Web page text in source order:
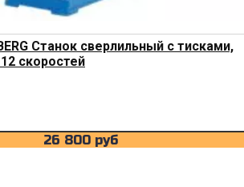
Станок сверлильный с тисками,
скоростей
26 800 руб